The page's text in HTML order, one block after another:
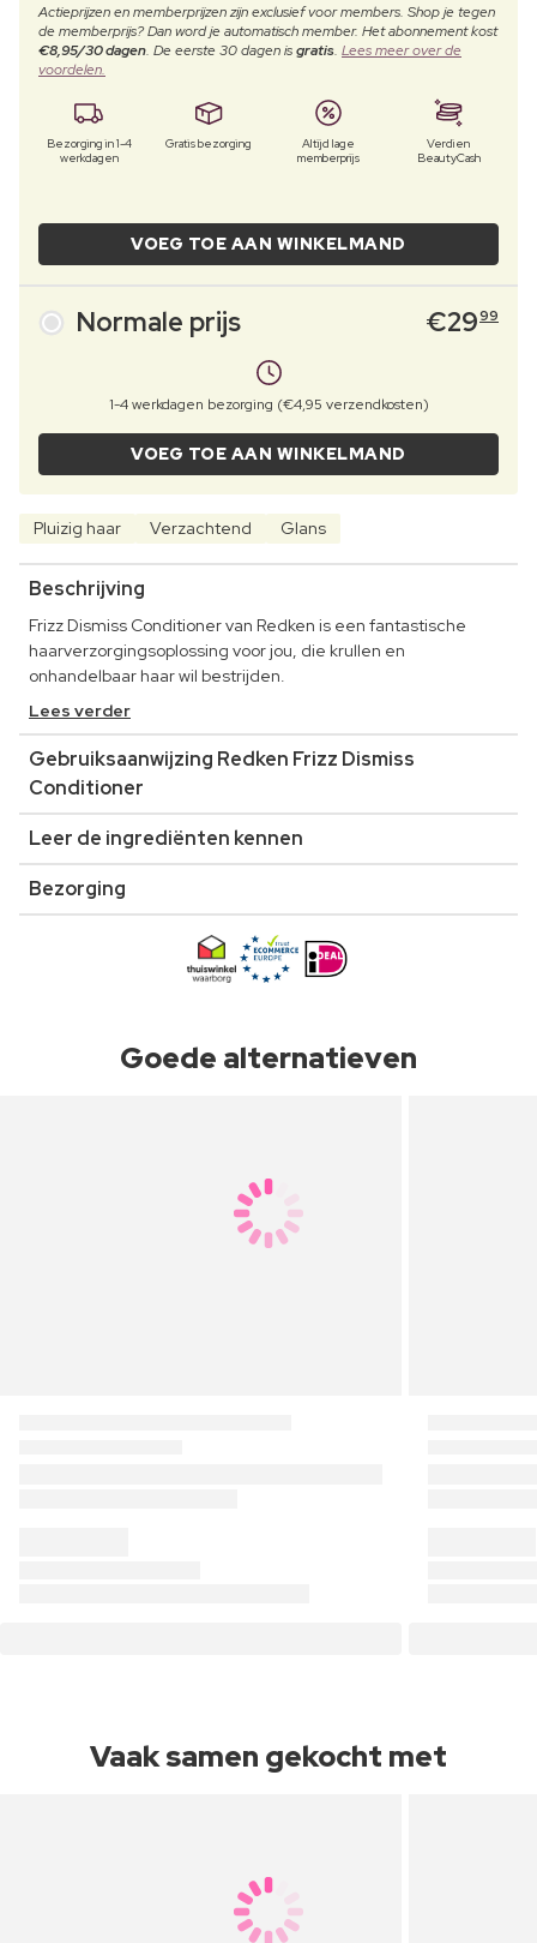
Actieprijzen en memberprijzen zijn exclusief voor members. Shop je tegen
de memberprijs? Dan word je automatisch member. Het abonnement kost
€8,95/30 dagen. De eerste 30 dagen isgratis. Lees meer over de
voordelen.
Bezorging in 1-4
werkdagen
Gratis bezorging
Altijd lage
memberprijs
Verdien
BeautyCash
VOEG TOE AAN WINKELMAND
Normale prijs €2999
1-4 werkdagen bezorging (€4,95 verzendkosten)
VOEG TOE AAN WINKELMAND
Pluizig haar Verzachtend Glans
Beschrijving
Frizz Dismiss Conditioner van Redken is een fantastische
haarverzorgingsoplossing voor jou, die krullen en
onhandelbaar haar wil bestrijden.
Lees verder
Gebruiksaanwijzing Redken Frizz Dismiss
Conditioner
Leer de ingrediënten kennen
Bezorging
Goede alternatieven
Vaak samen gekocht met